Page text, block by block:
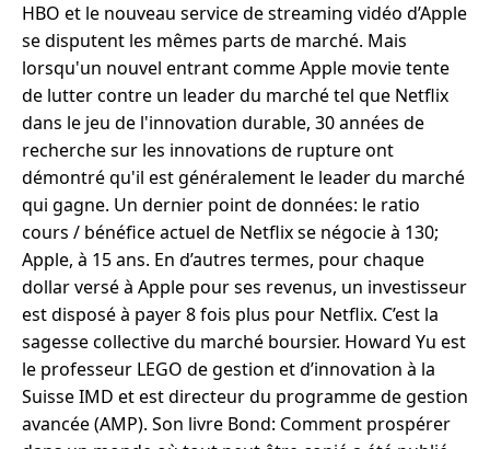
HBO et le nouveau service de streaming vidéo d’Apple
se disputent les mêmes parts de marché. Mais
lorsqu'un nouvel entrant comme Apple movie tente
de lutter contre un leader du marché tel que Netflix
dans le jeu de l'innovation durable, 30 années de
recherche sur les innovations de rupture ont
démontré qu'il est généralement le leader du marché
qui gagne. Un dernier point de données: le ratio
cours / bénéfice actuel de Netflix se négocie à 130;
Apple, à 15 ans. En d’autres termes, pour chaque
dollar versé à Apple pour ses revenus, un investisseur
est disposé à payer 8 fois plus pour Netflix. C’est la
sagesse collective du marché boursier. Howard Yu est
le professeur LEGO de gestion et d’innovation à la
Suisse IMD et est directeur du programme de gestion
avancée (AMP). Son livre Bond: Comment prospérer